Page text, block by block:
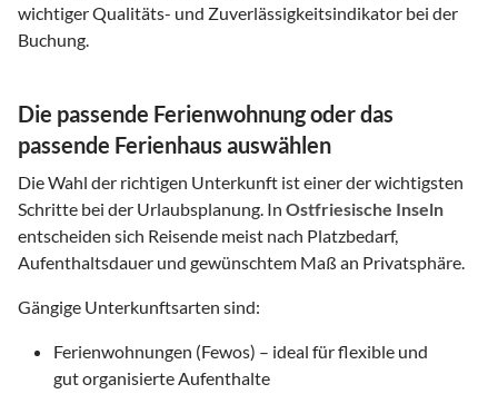
wichtiger Qualitäts- und Zuverlässigkeitsindikator bei der
Buchung.
Die passende Ferienwohnung oder das
passende Ferienhaus auswählen
Die Wahl der richtigen Unterkunft ist einer der wichtigsten
Schritte bei der Urlaubsplanung. In Ostfriesische Inseln
entscheiden sich Reisende meist nach Platzbedarf,
Aufenthaltsdauer und gewünschtem Maß an Privatsphäre.
Gängige Unterkunftsarten sind:
Ferienwohnungen (Fewos) – ideal für flexible und
gut organisierte Aufenthalte